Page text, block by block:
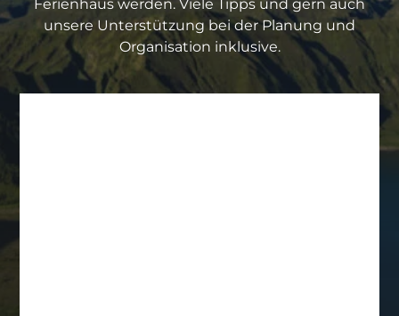
Ferienhaus werden. Viele Tipps und gern auch
unsere Unterstützung bei der Planung und
Organisation inklusive.